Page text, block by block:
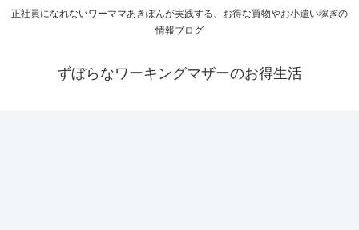
正社員になれないワーママあきぽんが実践する、お得な買物やお小遣い稼ぎの
情報ブログ
ずぼらなワーキングマザーのお得生活